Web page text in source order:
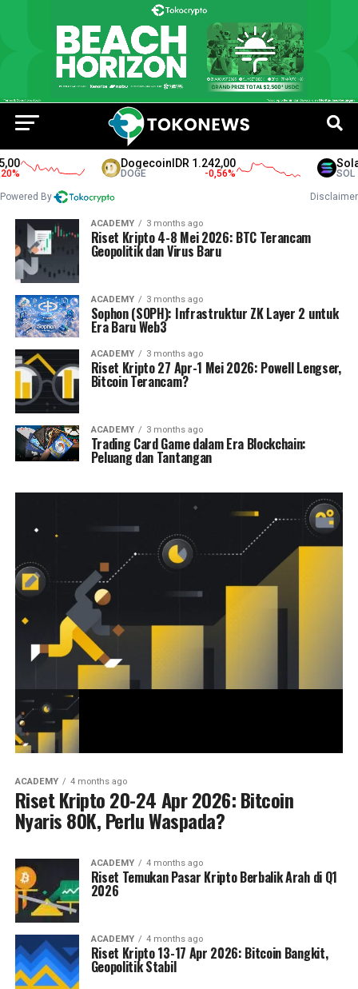
%
DogecoinIDR 1.242,00
DOGE -0,56 % SOL
Powered By Disclaimer
ACADEMY 3 months ago
Riset Kripto 4-8 Mei 2026: BTC Terancam
Geopolitik dan Virus Baru
ACADEMY 3 months ago
Sophon (SOPH): Infrastruktur ZK Layer 2 untuk
Era Baru Web3
ACADEMY 3 months ago
Riset Kripto 27 Apr-1 Mei 2026: Powell Lengser,
Bitcoin Terancam?
ACADEMY 3 months ago
Trading Card Game dalam Era Blockchain:
Peluang dan Tantangan
ACADEMY 4 months ago
Riset Kripto 20-24 Apr 2026: Bitcoin
Nyaris 80K, Perlu Waspada?
ACADEMY 4 months ago
Riset Temukan Pasar Kripto Berbalik Arah di Q1
2026
ACADEMY 4 months ago
Riset Kripto 13-17 Apr 2026: Bitcoin Bangkit,
Geopolitik Stabil